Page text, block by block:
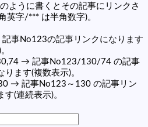
ように書くとその記事にリンクさ
英字/*** は半角数字)。
事No123の記事リンクになります
→ 記事No123/130/74 の記事
ります(複数表示)。
→ 記事No123～130 の記事リン
す(連続表示)。